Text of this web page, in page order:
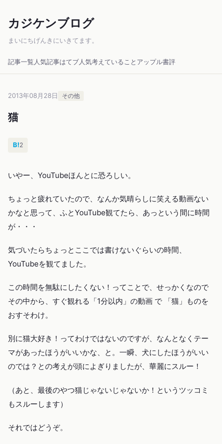
カジケンブログ
まいにちげんきにいきてます。
記事一覧 人気記事はてブ人気考えていること アップル書評
2013年08月28日 その他
猫
B!2
いやー、YouTubeほんとに恐ろしい。
ちょっと疲れていたので、なんか気晴らしに笑える動画ない
かなと思って、ふとYouTube観てたら、あっという間に時間
が・・・
気づいたらちょっとここでは書けないぐらいの時間、
YouTubeを観てました。
この時間を無駄にしたくない！ってことで、せっかくなので
その中から、すぐ観れる「1分以内」の動画 で 「猫」ものを
おすそわけ。
別に猫大好き！ってわけではないのですが、なんとなくテー
マがあったほうがいいかな、と。一瞬、犬にしたほうがいい
のでは？との考えが頭によぎりましたが、華麗にスルー！
（あと、最後のやつ猫じゃないじゃないか！というツッコミ
もスルーします）
それではどうぞ。